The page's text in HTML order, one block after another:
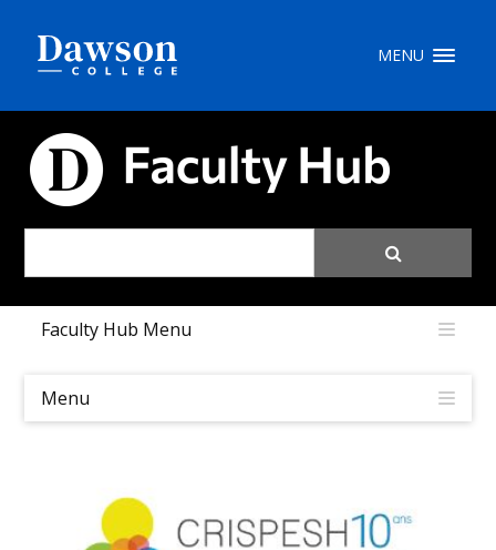
MENU
Faculty Hub Menu
Menu
My Dawson Portal///
Careers
Contact